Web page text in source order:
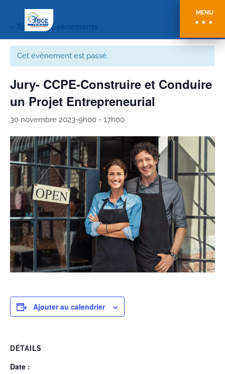
MENU
« Tous les Évènements
Cet évènement est passé.
Jury- CCPE-Construire et Conduire
un Projet Entrepreneurial
30 novembre 2023-9h00 - 17h00
Ajouter au calendrier
DÉTAILS
Date :